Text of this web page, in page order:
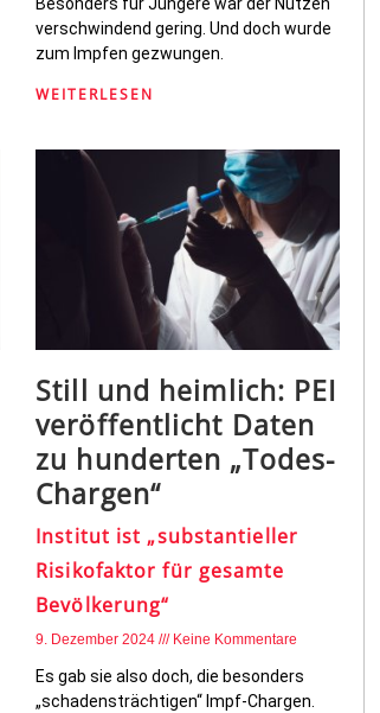
verschwindend gering. Und doch wurde
zum Impfen gezwungen.
WEITERLESEN
Still und heimlich: PEI
veröffentlicht Daten
zu hunderten „Todes-
Chargen“
Institut ist „substantieller
Risikofaktor für gesamte
Bevölkerung“
9. Dezember 2024 Keine Kommentare
Es gab sie also doch, die besonders
„schadensträchtigen“ Impf-Chargen.